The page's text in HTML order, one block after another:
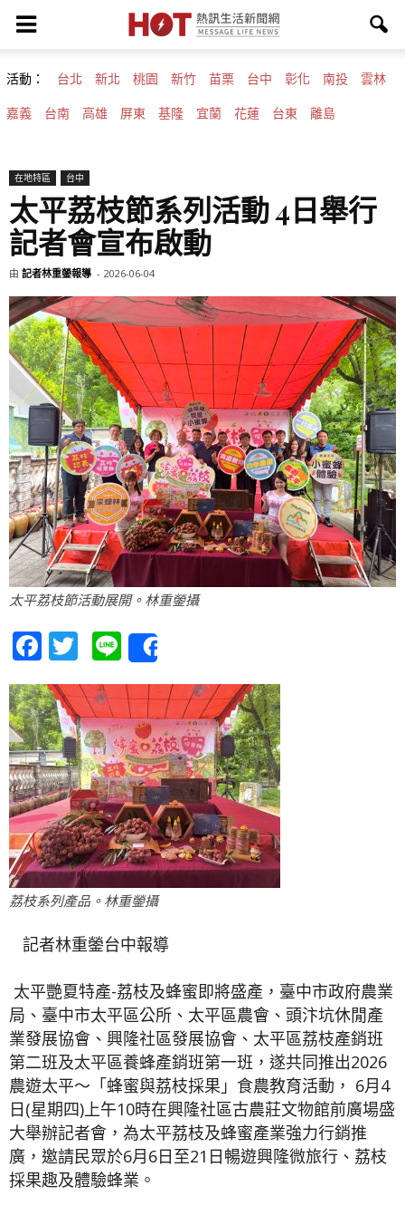
活動： 台北 新北 桃園 新竹 苗栗 台中 彰化 南投 雲林
嘉義 台南 高雄 屏東 基隆 宜蘭 花蓮 台東 離島
在地特區 台中
太平荔枝節系列活動 4日舉行
記者會宣布啟動
由 記者林重鎣報導 - 2026-06-04
太平荔枝節活動展開。林重鎣攝
Facebook
Twitter
Line
荔枝系列產品。林重鎣攝
記者林重鎣台中報導
太平艷夏特產-荔枝及蜂蜜即將盛產，臺中市政府農業
局、臺中市太平區公所、太平區農會、頭汴坑休閒產
業發展協會、興隆社區發展協會、太平區荔枝產銷班
第二班及太平區養蜂產銷班第一班，遂共同推出2026
農遊太平～「蜂蜜與荔枝採果」食農教育活動， 6月4
日(星期四)上午10時在興隆社區古農莊文物館前廣場盛
大舉辦記者會，為太平荔枝及蜂蜜產業強力行銷推
廣，邀請民眾於6月6日至21日暢遊興隆微旅行、荔枝
採果趣及體驗蜂業。